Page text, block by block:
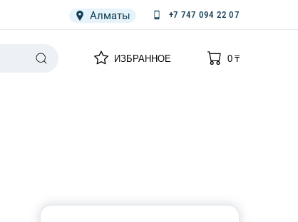
Алматы +7 747 094 22 07
ИЗБРАННОЕ
0
0₸